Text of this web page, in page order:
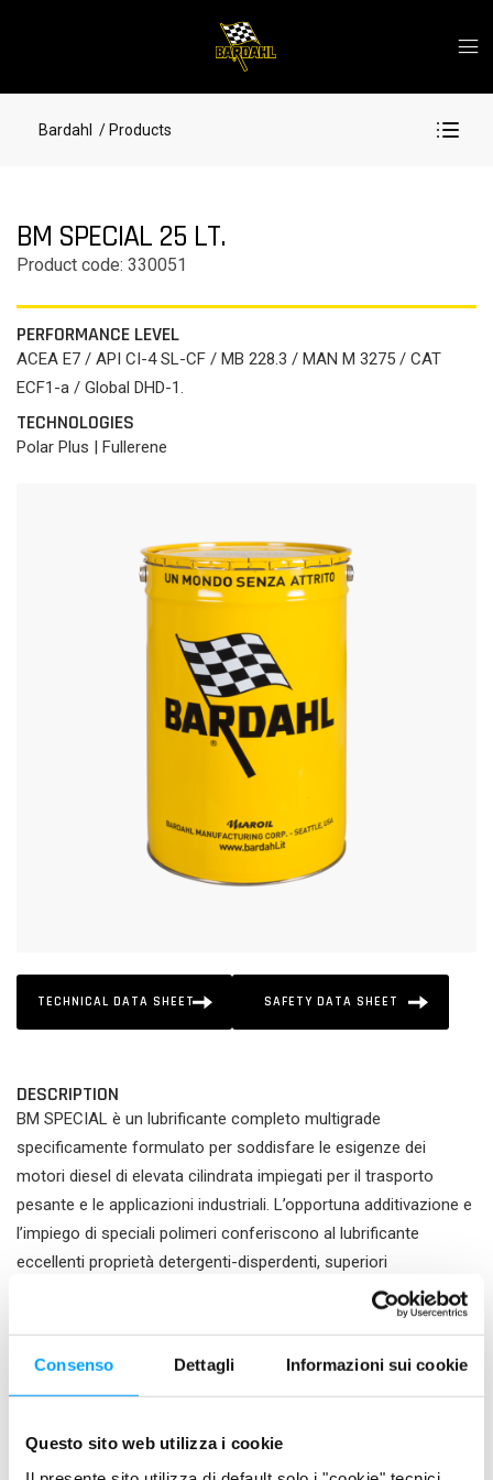
Consenso Dettagli Informazioni sui cookie
Questo sito web utilizza i cookie
Bardahl / Products
BM SPECIAL 25 LT.
Product code: 330051
PERFORMANCE LEVEL
ACEA E7 / API CI-4 SL-CF / MB 228.3 / MAN M 3275 / CAT
ECF1-a / Global DHD-1.
TECHNOLOGIES
Polar Plus | Fullerene
TECHNICAL DATA SHEET SAFETY DATA SHEET
DESCRIPTION
BM SPECIAL è un lubrificante completo multigrade
specificamente formulato per soddisfare le esigenze dei
motori diesel di elevata cilindrata impiegati per il trasporto
pesante e le applicazioni industriali. L’opportuna additivazione e
l’impiego di speciali polimeri conferiscono al lubrificante
eccellenti proprietà detergenti-disperdenti, superiori
caratteristiche antiossidanti, anticorrosive e spiccata stabilità
PRODUCT FEATURES
Le eccezionali performance del BM SPECIAL lo rendono adatto